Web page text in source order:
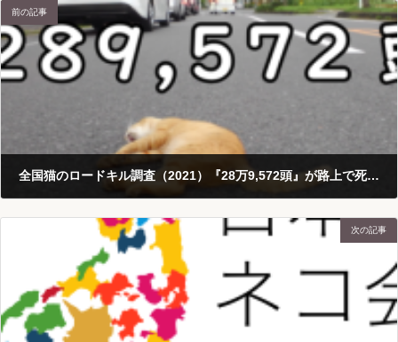
前の記事
全国猫のロードキル調査（2021）『28万9,572頭』が路上で死亡（推計）
次の記事